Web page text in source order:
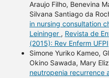
Araujo Filho, Benevina
Silvana Santiago da
in nursing consultation
Leininger , Revista de
(2015): Rev Enferm UFPI
Simone Yuriko Kameo,
Okino Sawada, Mary
neutropenia recurrence